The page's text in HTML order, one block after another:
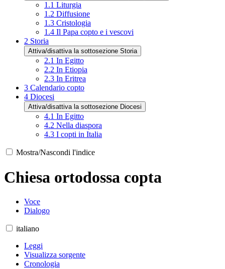
1.1 Liturgia
1.2 Diffusione
1.3 Cristologia
1.4 Il Papa copto e i vescovi
2 Storia
Attiva/disattiva la sottosezione Storia
2.1 In Egitto
2.2 In Etiopia
2.3 In Eritrea
3 Calendario copto
4 Diocesi
Attiva/disattiva la sottosezione Diocesi
4.1 In Egitto
4.2 Nella diaspora
4.3 I copti in Italia
Mostra/Nascondi l'indice
Chiesa ortodossa copta
Voce
Dialogo
italiano
Leggi
Visualizza sorgente
Cronologia